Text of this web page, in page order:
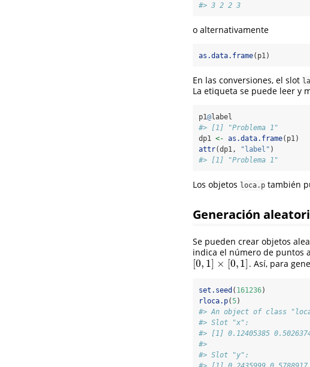
#> 3 2 2 3
o alternativamente
as.data.frame(p1)
En las conversiones, el slot
La etiqueta se puede leer y
p1@label
#> [1] "Problema 1"
dp1 <- as.data.frame(p1)
attr(dp1, "label" )
#> [1] "Problema 1"
Los objetos loca.p también
Generación
Se pueden crear objetos
indica el número de puntos
[0, 1] × [0,1]
0,1]× 0, ] . Así, para
set.seed ( 161236)
rloca.p(5)
#> An object of class
#> Slot "x":
#> [1] 0.12405385
#>
#> Slot "y":